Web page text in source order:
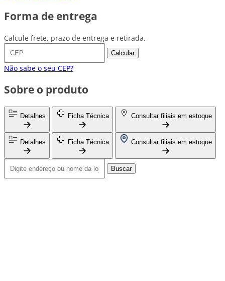
Forma de entrega
Calcule frete, prazo de entrega e retirada.
Calcular
Não sabe o seu CEP?
Sobre o produto
Detalhes Ficha Técnica Consultar filiais em estoque
Detalhes Ficha Técnica Consultar filiais em estoque
Buscar